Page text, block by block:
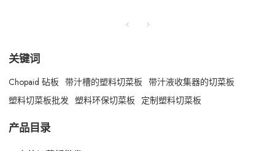
关键词
Chopaid 砧板 带汁槽的塑料切菜板 带汁液收集器的切菜板
塑料切菜板批发 塑料环保切菜板 定制塑料切菜板
产品目录